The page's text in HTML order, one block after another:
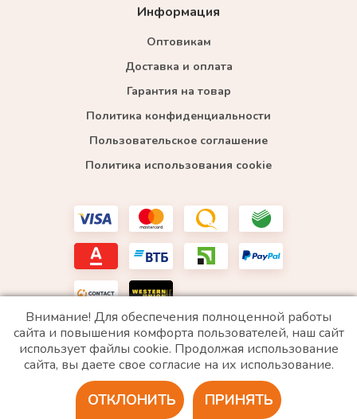
Информация
Оптовикам
Доставка и оплата
Гарантия на товар
Политика конфиденциальности
Пользовательское соглашение
Политика использования cookie
*WhatsApp принадлежит компании Meta, которая признана экстремистской и запрещена в
РФ
2020 © Все права защищены. ИП «Войтенко»
Разработка сайта
Внимание! Для обеспечения полноценной работы
сайта и повышения комфорта пользователей, наш сайт
использует файлы cookie. Продолжая использование
сайта, вы даете свое согласие на их использование.
ПРИНЯТЬ
ОТКЛОНИТЬ